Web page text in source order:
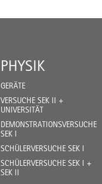
PHYSIK
GERÄTE
VERSUCHE SEK II +
UNIVERSITÄT
DEMONSTRATIONSVERSUCHE
SEK I
SCHÜLERVERSUCHE SEK I
SCHÜLERVERSUCHE SEK I +
SEK II